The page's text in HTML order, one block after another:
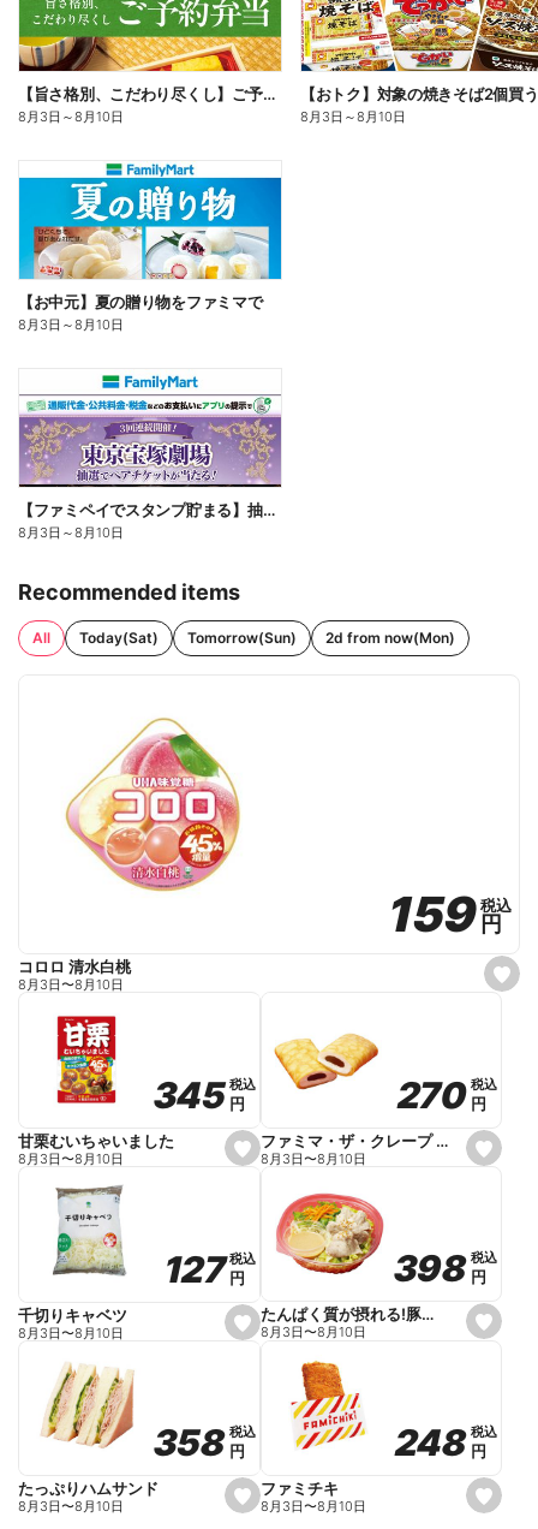
【旨さ格別、こだわり尽くし】ご予約弁当
8月3日 ～8月10日 8月3日 ～8月10日
【お中元】夏の贈り物をファミマで
8月3日 ～8月10日
【ファミペイでスタンプ貯まる】抽選でペアチケットが当たる!
8月3日 ～8月10日
Recommended items
All Today(Sat) Tomorrow(Sun) 2d from now(Mon)
s
e
159
159税込
税込
円
円
コロロ 清水白桃
8月3日〜8月10日
s
e
o
r
i
e
345
345税込
税込
円
円
甘栗むいちゃいました
8月3日〜8月10日
s
e
o
r
i
e
270
270 税込
税込
円
円
ファミマ・ザ・クレープ 生チョコ
8月3日〜8月10日
s
e
o
r
i
e
127
127税込
税込
円
円
千切りキャベツ
8月3日〜8月10日
s
e
o
r
i
e
398
398 税込
税込
円
円
たんぱく質が摂れる!豚しゃぶのパスタサラダ
8月3日〜8月10日
s
e
358
358税込
税込
円
円
たっぷりハムサンド
8月3日〜8月10日
s
e
248
248 税込
税込
円
円
ファミチキ
8月3日〜8月10日